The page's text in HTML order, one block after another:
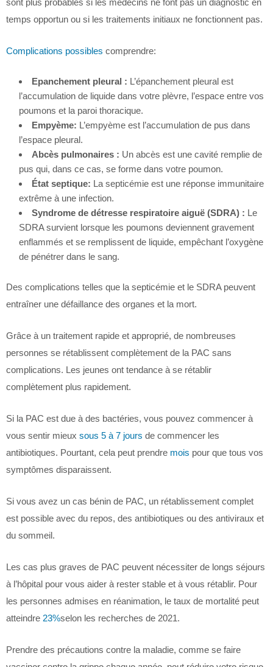
sont plus probables si les médecins ne font pas un diagnostic en
temps opportun ou si les traitements initiaux ne fonctionnent pas.
Complications possibles comprendre:
Epanchement pleural : L’épanchement pleural est
l’accumulation de liquide dans votre plèvre, l’espace entre vos
poumons et la paroi thoracique.
Empyème: L’empyème est l’accumulation de pus dans
l’espace pleural.
Abcès pulmonaires : Un abcès est une cavité remplie de
pus qui, dans ce cas, se forme dans votre poumon.
État septique: La septicémie est une réponse immunitaire
extrême à une infection.
Syndrome de détresse respiratoire aiguë (SDRA) : Le
SDRA survient lorsque les poumons deviennent gravement
enflammés et se remplissent de liquide, empêchant l’oxygène
de pénétrer dans le sang.
Des complications telles que la septicémie et le SDRA peuvent
entraîner une défaillance des organes et la mort.
Grâce à un traitement rapide et approprié, de nombreuses
personnes se rétablissent complètement de la PAC sans
complications. Les jeunes ont tendance à se rétablir
complètement plus rapidement.
Si la PAC est due à des bactéries, vous pouvez commencer à
vous sentir mieux sous 5 à 7 jours de commencer les
antibiotiques. Pourtant, cela peut prendre mois pour que tous vos
symptômes disparaissent.
Si vous avez un cas bénin de PAC, un rétablissement complet
est possible avec du repos, des antibiotiques ou des antiviraux et
du sommeil.
Les cas plus graves de PAC peuvent nécessiter de longs séjours
à l’hôpital pour vous aider à rester stable et à vous rétablir. Pour
les personnes admises en réanimation, le taux de mortalité peut
atteindre 23%selon les recherches de 2021.
Prendre des précautions contre la maladie, comme se faire